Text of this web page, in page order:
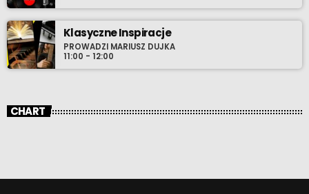
Klasyczne Inspiracje
PROWADZI MARIUSZ DUJKA
11:00 - 12:00
CHART